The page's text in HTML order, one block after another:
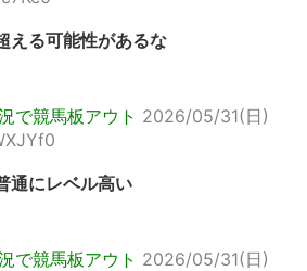
える可能性があるな
で競馬板アウト 2026/05/31(日)
通にレベル高い
で競馬板アウト 2026/05/31(日)